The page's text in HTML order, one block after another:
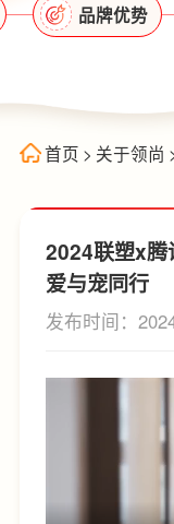
品牌优势
首页 > 关于领尚
2024联塑x腾
爱与宠同行
发布时间：